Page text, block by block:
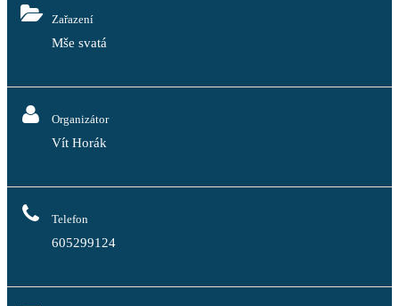
Zařazení
Mše svatá
Organizátor
Vít Horák
Telefon
605299124